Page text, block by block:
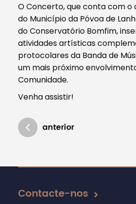
O Concerto, que conta com o
do Município da Póvoa de
do Conservatório Bomfim,
atividades artísticas
protocolares da Banda de
um mais próximo
Comunidade.
Venha assistir!
anterior
Atualizado em 24/04/2019
Contacte-nos